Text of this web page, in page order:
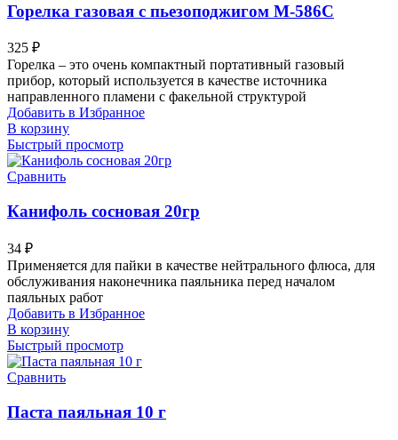
Горелка газовая с пьезоподжигом М-586С
325 ₽
Горелка – это очень компактный портативный газовый
прибор, который используется в качестве источника
направленного пламени с факельной структурой
Добавить в Избранное
В корзину
Быстрый просмотр
Сравнить
Канифоль сосновая 20гр
34 ₽
Применяется для пайки в качестве нейтрального флюса, для
обслуживания наконечника паяльника перед началом
паяльных работ
Добавить в Избранное
В корзину
Быстрый просмотр
Сравнить
Паста паяльная 10 г